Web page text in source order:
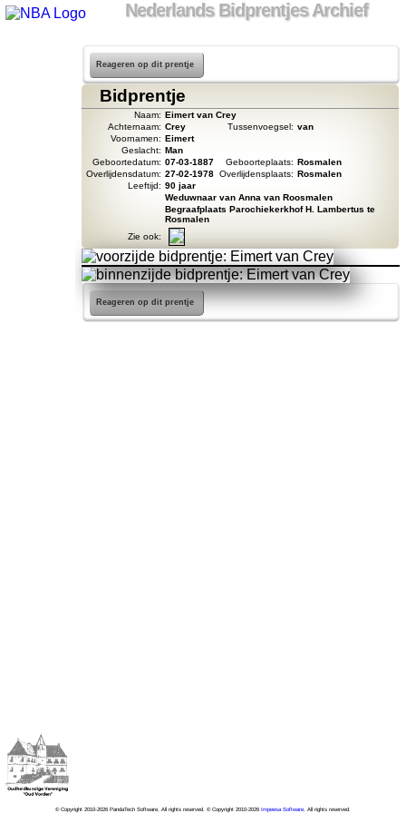
Nederlands Bidprentjes Archief
Reageren op dit prentje
Bidprentje
Naam: Eimert van Crey
Achternaam: Crey Tussenvoegsel: van
Voornamen: Eimert
Geslacht: Man
Geboortedatum: 07-03-1887 Geboorteplaats: Rosmalen
Overlijdensdatum: 27-02-1978 Overlijdensplaats: Rosmalen
Leeftijd: 90 jaar
Weduwnaar van Anna van Roosmalen
Begraafplaats Parochiekerkhof H. Lambertus te
Rosmalen
Zie ook:
Reageren op dit prentje
© Copyright 2010-2026 PandaTech Software, All rights reserved. © Copyright 2010-2026 Impeesa Software, All rights reserved.